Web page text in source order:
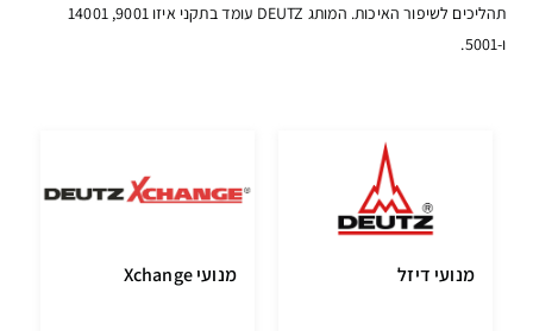
תהליכים לשיפור האיכות. המותג DEUTZ עומד בתקני איזו 9001, 14001
ו-5001.
מנועי דיזל מנועי Xchange